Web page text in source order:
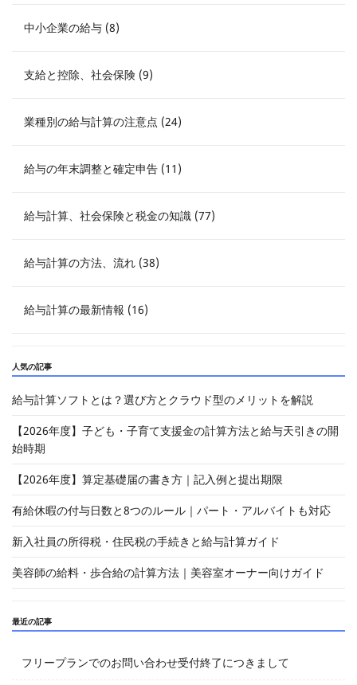
中小企業の給与 (8)
支給と控除、社会保険 (9)
業種別の給与計算の注意点 (24)
給与の年末調整と確定申告 (11)
給与計算、社会保険と税金の知識 (77)
給与計算の方法、流れ (38)
給与計算の最新情報 (16)
人気の記事
給与計算ソフトとは？選び方とクラウド型のメリットを解説
【2026年度】子ども・子育て支援金の計算方法と給与天引きの開
始時期
【2026年度】算定基礎届の書き方｜記入例と提出期限
有給休暇の付与日数と8つのルール｜パート・アルバイトも対応
新入社員の所得税・住民税の手続きと給与計算ガイド
美容師の給料・歩合給の計算方法｜美容室オーナー向けガイド
最近の記事
フリープランでのお問い合わせ受付終了につきまして